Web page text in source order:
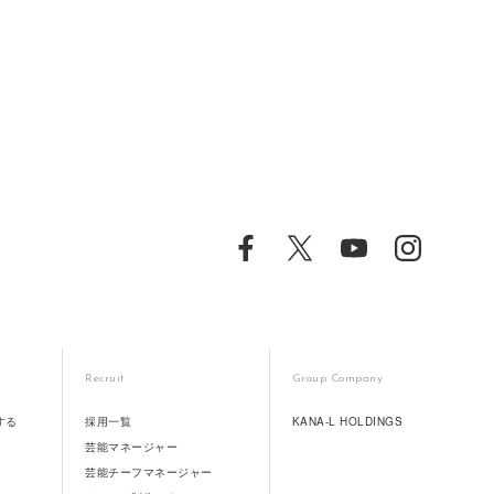
る
Recruit
採用一覧
芸能マネージャー
芸能チーフマネージャー
Group Company
KANA-L HOLDINGS